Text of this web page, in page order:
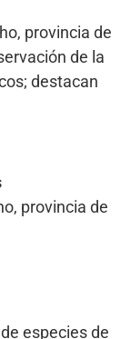
provincia de
de la
destacan
provincia de
especies de